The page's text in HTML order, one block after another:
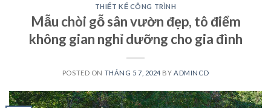
THIẾT KẾ CÔNG TRÌNH
Mẫu chòi gỗ sân vườn đẹp, tô điểm
không gian nghỉ dưỡng cho gia đình
POSTED ON THÁNG 5 7, 2024 BYADMINCD